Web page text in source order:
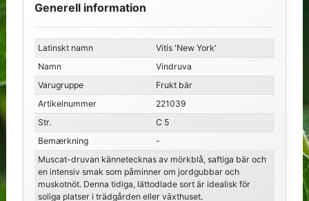
Generell information
Latinskt namn
Vitis 'New York'
Namn
Vindruva
Varugruppe
Frukt bär
Artikelnummer
221039
Str.
C 5
Bemærkning
-
Muscat-druvan kännetecknas av mörkblå, saftiga bär och
en intensiv smak som påminner om jordgubbar och
muskotnöt. Denna tidiga, lättodlade sort är idealisk för
soliga platser i trädgården eller växthuset.